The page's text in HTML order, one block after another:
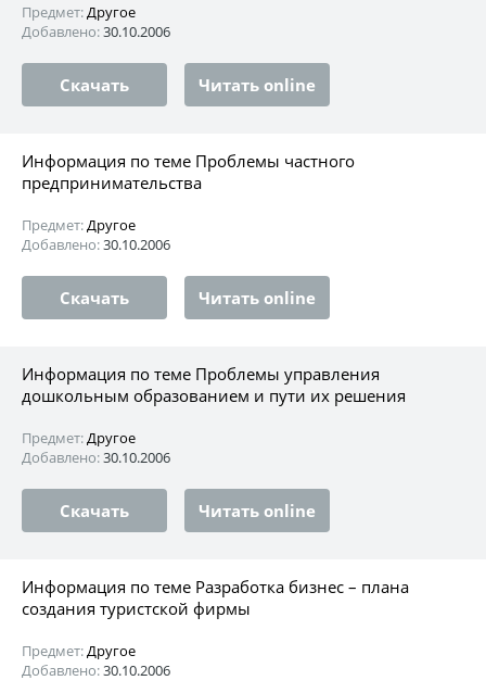
Предмет:Другое
Добавлено:30.10.2006
Скачать Читать online
Информация по теме Проблемы частного
предпринимательства
Предмет:Другое
Добавлено:30.10.2006
Скачать Читать online
Информация по теме Проблемы управления
дошкольным образованием и пути их решения
Предмет:Другое
Добавлено:30.10.2006
Скачать Читать online
Информация по теме Разработка бизнес – плана
создания туристской фирмы
Предмет:Другое
Добавлено:30.10.2006